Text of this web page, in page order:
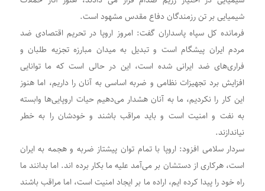
شیمیایی بر تن رزمندگان دفاع مقدس مشهود است.
فرمانده کل سپاه پاسداران گفت: امروز اروپا در تحریم اقتصادی ضد
مردم ایران پیشگام است و تبدیل به میدان مبارزه تجزیه طلبان و
فراری‌های ضد ایرانی شده است، این در حالی است که ما توانایی
افزایش برد تجهیزات نظامی و ضربه اساسی به آنان را داریم، اما هنوز
این کار را نکردیم، ما به آنان هشدار می‌دهیم حیات اروپایی‌ها وابسته
به نفت و امنیت است و باید مراقب باشند و خودشان را به خطر
نیاندازند.
سردار سلامی افزود: اروپا با تمام توان پیشتاز ضربه و هجمه به ایران
است، هرکاری از دستشان بر می‌آمد علیه ما بکار برده اند. اما بدانند ما
راه خود را پیدا کرده ایم، اراده ما بر ایجاد امنیت است، اما مراقب باشند